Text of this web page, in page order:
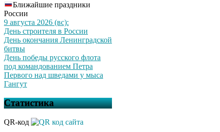
Ближайшие праздники
России
9 августа 2026 (вс):
День строителя в России
День окончания Ленинградской
битвы
День победы русского флота
под командованием Петра
Первого над шведами у мыса
Гангут
Статистика
QR-код